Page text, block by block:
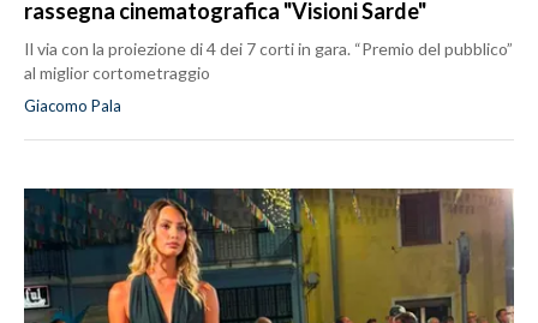
rassegna cinematografica "Visioni Sarde"
Il via con la proiezione di 4 dei 7 corti in gara. “Premio del pubblico”
al miglior cortometraggio
Giacomo Pala